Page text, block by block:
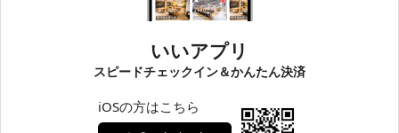
いいアプリ
スピードチェックイン＆かんたん決済
iOSの方はこちら